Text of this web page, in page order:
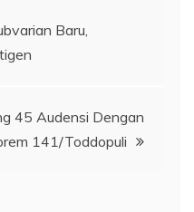
Baru,
45 Audensi Dengan
141/Toddopuli